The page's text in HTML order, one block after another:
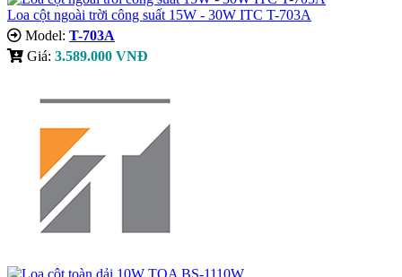
Loa cột ngoài trời công suất 15W - 30W ITC T-703A
Model: T-703A
Giá: 3.589.000 VNĐ